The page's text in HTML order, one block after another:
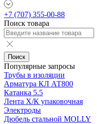
+7 (707) 355-00-88
Поиск товара
Поиск
Популярные запросы
Трубы в изоляции
Арматура КЛ АТ800
Катанка 5.5
Лента Х/К упаковочная
Электроды
Дюбель стальной MOLLY